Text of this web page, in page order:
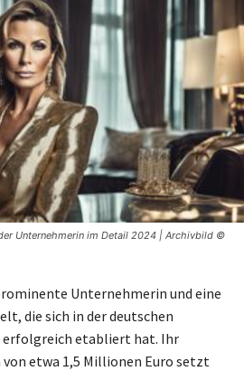
Unternehmerin im Detail 2024 | Archivbild ©
Unternehmerin und eine
die sich in der deutschen
etabliert hat. Ihr
etwa 1,5 Millionen Euro setzt